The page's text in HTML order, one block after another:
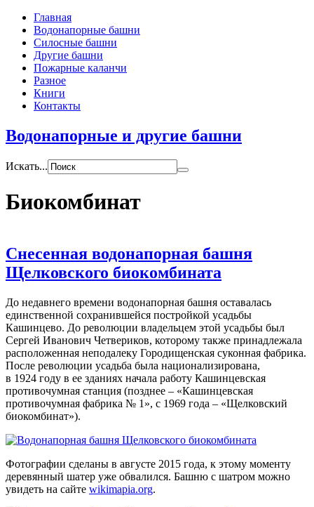
Главная
Водонапорные башни
Силосные башни
Другие башни
Пожарные каланчи
Разное
Книги
Контакты
Водонапорные и другие башни
Искать...
Биокомбинат
Снесенная водонапорная башня
Щелковского биокомбината
До недавнего времени водонапорная башня оставалась
единственной сохранившейся постройкой усадьбы
Кашинцево. До революции владельцем этой усадьбы был
Сергей Иванович Четвериков, которому также принадлежала
расположенная неподалеку Городищенская суконная фабрика.
После революции усадьба была национализирована,
в 1924 году в ее зданиях начала работу Кашинцевская
противочумная станция (позднее – «Кашинцевская
противочумная фабрика № 1», с 1969 года – «Щелковский
биокомбинат»).
Фотографии сделаны в августе 2015 года, к этому моменту
деревянный шатер уже обвалился. Башню с шатром можно
увидеть на сайте wikimapia.org.